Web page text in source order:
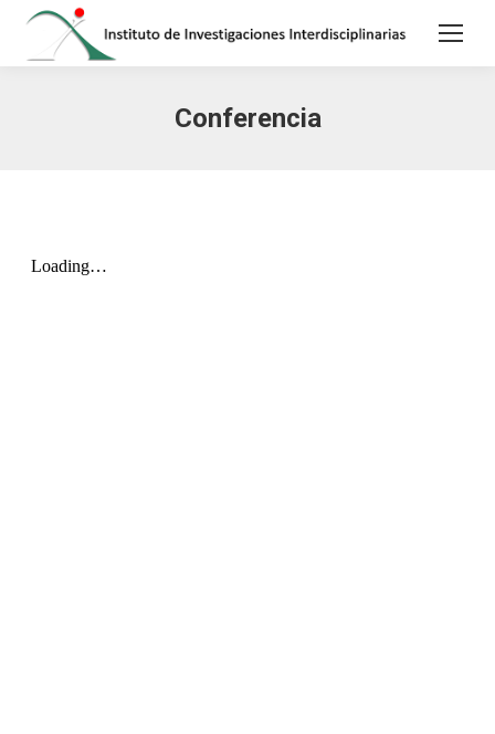
Conferencia